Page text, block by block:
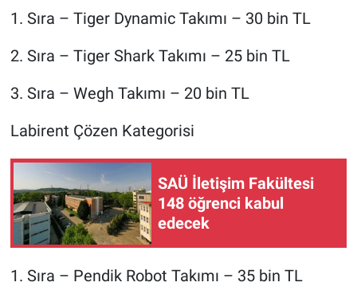
1. Sıra – Tiger Dynamic Takımı – 30 bin TL
2. Sıra – Tiger Shark Takımı – 25 bin TL
3. Sıra – Wegh Takımı – 20 bin TL
Labirent Çözen Kategorisi
SAÜ İletişim Fakültesi
148 öğrenci kabul
edecek
1. Sıra – Pendik Robot Takımı – 35 bin TL